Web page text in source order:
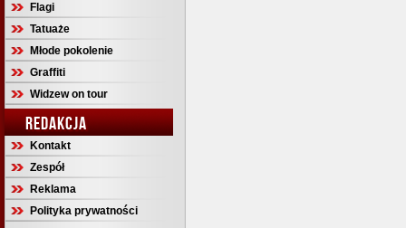
Flagi
Tatuaże
Młode pokolenie
Graffiti
Widzew on tour
REDAKCJA
Kontakt
Zespół
Reklama
Polityka prywatności